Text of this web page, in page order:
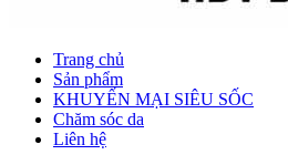
Trang chủ
Sản phẩm
KHUYẾN MẠI SIÊU SỐC
Chăm sóc da
Liên hệ